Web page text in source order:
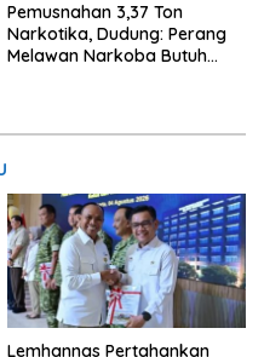
Pemusnahan 3,37 Ton
Narkotika, Dudung: Perang
Melawan Narkoba Butuh
Lemhannas Pertahankan